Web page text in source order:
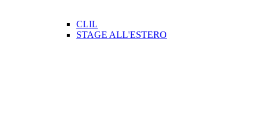
CLIL
STAGE ALL'ESTERO